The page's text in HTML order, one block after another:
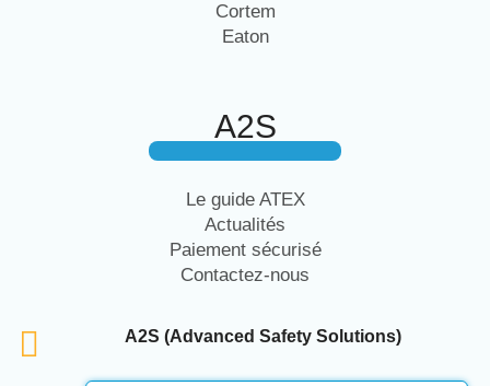
Cortem
Eaton
A2S
Le guide ATEX
Actualités
Paiement sécurisé
Contactez-nous
A2S (Advanced Safety Solutions)